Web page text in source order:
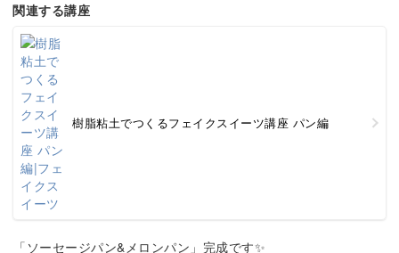
関連する講座
樹脂粘土でつくるフェイクスイーツ講座 パン編
「ソーセージパン&メロンパン」完成です✨